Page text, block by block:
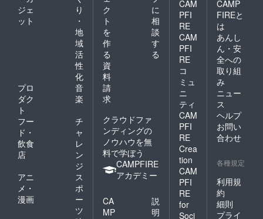
ジェ
ット
り
・
地
域
活
性
化
プロ
ダク
ト
音
楽
フー
ド・
飲食
店
チ
ャ
レ
ン
ジ
アニ
メ・
漫画
ス
ポ
ー
ツ
ク
ト
を
作
る
に
相
談
す
る
資
料
請
求
クラウドファ
ンディングの
ノウハウを無
料で学ぼう
CAMPFIRE
アカデミー
CA
MP
説
明
CAM
PFI
RE
CAM
PFI
RE
コ
ミュ
ニ
ティ
CAM
PFI
RE
Crea
tion
CAM
PFI
RE
for
Soci
CAMP
FIREと
は
あんし
ん・安
全への
取り組
み
ニュー
ス
ヘルプ
お問い
合わせ
各種規定
利用規
約
細則
プライ